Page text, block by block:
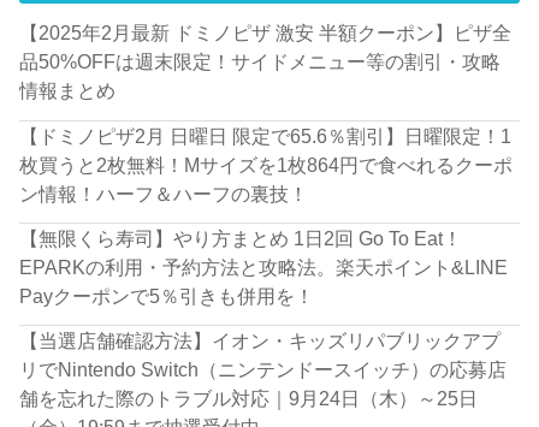
【2025年2月最新 ドミノピザ 激安 半額クーポン】ピザ全
品50%OFFは週末限定！サイドメニュー等の割引・攻略
情報まとめ
【ドミノピザ2月 日曜日 限定で65.6％割引】日曜限定！1
枚買うと2枚無料！Mサイズを1枚864円で食べれるクーポ
ン情報！ハーフ＆ハーフの裏技！
【無限くら寿司】やり方まとめ 1日2回 Go To Eat！
EPARKの利用・予約方法と攻略法。楽天ポイント&LINE
Payクーポンで5％引きも併用を！
【当選店舗確認方法】イオン・キッズリパブリックアプ
リでNintendo Switch（ニンテンドースイッチ）の応募店
舗を忘れた際のトラブル対応｜9月24日（木）～25日